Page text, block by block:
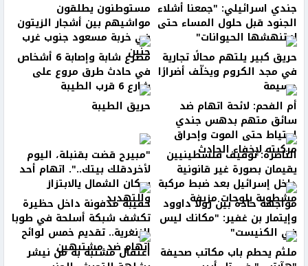
جندي اسرائيلي: "جمعنا أشلاء
الجنود قبل حلول المساء حتى
لا تنهشها الحيوانات"
مستوطنون يطلقون
مواشيهم بين أشجار الزيتون
في خربة مسعود جنوب غرب
جنين حريق كبير يلتهم محالًا تجارية
في مجد الكروم ويخلّف أضرارًا
جسيمة
مصرع شابة وإصابة 6 أشخاص
في حادث طرق مروع على
شارع 6 قرب الطيبة
أم الفحم: لائحة اتهام ضد
سائق متهم بدهس جندي
احتياط حتى الموت وإحراق
مركبته لإخفاء الحادث
حريق الطيبة
الناصرة: توقيف فلسطينيين
يقيمان بصورة غير قانونية
داخل إسرائيل بعد ضبط مركبة
مشطوبة بلوحات مزيفة
"مبيرح قضت بقنبلة، اليوم
لأخردقلك بيتك..". اتهام أحد
سكان الشمال يالابتزاز
والتهديد مواجهة حادة بين رولا داوود
وإيتمار بن غفير: "مكانك ليس
في الكنيست"
حقيبة مدفونة داخل حظيرة
تكشف شبكة أسلحة في طوبا
الزنغرية.. تقديم خمس لوائح
اتهام ضد مشتبهين ملثم يحطم باب مكاتب صحيفة اعتقال مشتبه به من نيشر